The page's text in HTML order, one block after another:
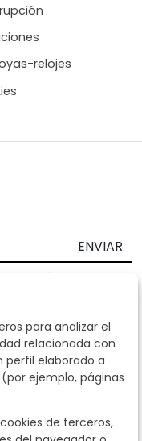
relojes
ENVIAR
Política de
informamos que sus
Subastas Segre con la
Puede ejercitar los
oposición y demás
normativa vigente
solicitar el envío de
un e-mail a
para analizar el
relacionada con
perfil elaborado a
ejemplo, páginas
de terceros,